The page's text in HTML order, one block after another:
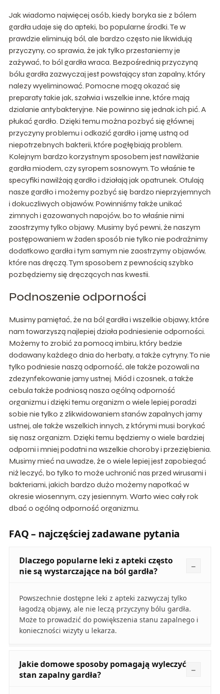
Jak wiadomo najwięcej osób, kiedy boryka sie z bólem
gardła udaje się do apteki, bo popularne środki. Te w
prawdzie eliminują ból, ale bardzo często nie likwidują
przyczyny, co sprawia, że jak tylko przestaniemy je
zażywać, to ból gardła wraca. Bezpośrednią przyczyną
bólu gardła zazwyczaj jest powstający stan zapalny, który
nalezy wyeliminować. Pomocne mogą okazać się
preparaty takie jak, szałwia i wszelkie inne, które mają
dzialanie antybakteryjne. Nie powinno się jednak ich pić. A
płukać gardło. Dzięki temu można pozbyć się głównej
przyczyny problemu i odkazić gardło i jamę ustną od
niepotrzebnych bakterii, które pogłębiają problem.
Kolejnym bardzo korzystnym sposobem jest nawilżanie
gardła miodem, czy syropem sosnowym. To właśnie te
specyfiki nawilżają gardło i działają jak opatrunek. Otulają
nasze gardło i możemy pozbyć się bardzo nieprzyjemnych
i dokuczliwych objawów. Powinniśmy także unikać
zimnych i gazowanych napojów, bo to właśnie nimi
zaostrzymy tylko objawy. Musimy być pewni, że naszym
postępowaniem w żaden sposób nie tylko nie podrażnimy
dodatkowo gardła i tym samym nie zaostrzymy objawów,
które nas dręczą. Tym sposobem z pewnością szybko
pozbędziemy się dręczących nas kwestii.
Podnoszenie odporności
Musimy pamiętać, że na ból gardła i wszelkie objawy, które
nam towarzyszą najlepiej działa podniesienie odporności.
Możemy to zrobić za pomocą imbiru, który bedzie
dodawany każdego dnia do herbaty, a także cytryny. To nie
tylko podniesie naszą odporność, ale także pozowali na
zdezynfekowanie jamy ustnej. Miód i czosnek, a także
cebula także podniosą nasza ogólną odporność
organizmu i dzięki temu organizm o wiele lepiej poradzi
sobie nie tylko z zlikwidowaniem stanów zapalnych jamy
ustnej, ale także wszelkich innych, z którymi musi borykać
się nasz organizm. Dzięki temu będziemy o wiele bardziej
odporni i mniej podatni na wszelkie choroby i przeziębienia.
Musimy mieć na uwadze, że o wiele lepiej jest zapobiegać
niż leczyć, bo tylko to może uchronić nas przed wirusami i
bakteriami, jakich bardzo dużo możemy napotkać w
okresie wiosennym, czy jesiennym. Warto wiec cały rok
dbać o ogólną odporność organizmu.
FAQ – najczęściej zadawane pytania
Dlaczego popularne leki z apteki często
nie są wystarczające na ból gardła?
Powszechnie dostępne leki z apteki zazwyczaj tylko
łagodzą objawy, ale nie leczą przyczyny bólu gardła.
Może to prowadzić do powiększenia stanu zapalnego i
konieczności wizyty u lekarza.
Jakie domowe sposoby pomagają wyleczyć
stan zapalny gardła?